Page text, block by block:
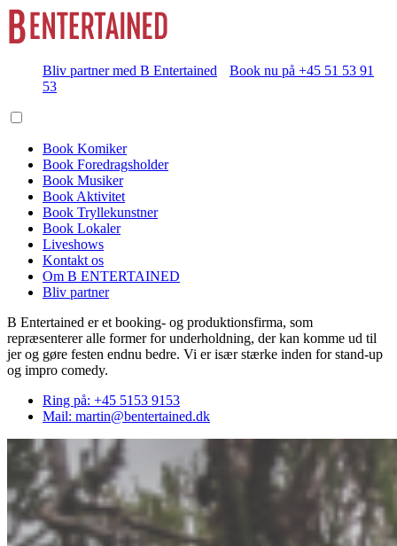
Bliv partner med B Entertained
Book nu på +45 51 53 91
53
Book Komiker
Book Foredragsholder
Book Musiker
Book Aktivitet
Book Tryllekunstner
Book Lokaler
Liveshows
Kontakt os
Om B ENTERTAINED
Bliv partner
B Entertained er et booking- og produktionsfirma, som
repræsenterer alle former for underholdning, der kan komme ud til
jer og gøre festen endnu bedre. Vi er især stærke inden for stand-up
og impro comedy.
Ring på: +45 5153 9153
Mail: martin@bentertained.dk